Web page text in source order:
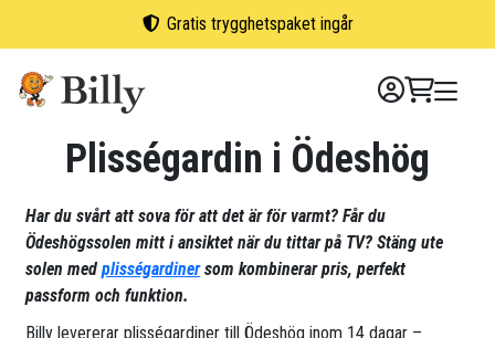
Gratis trygghetspaket ingår
Plisségardin i Ödeshög
Har du svårt att sova för att det är för varmt? Får du
Ödeshögssolen mitt i ansiktet när du tittar på TV? Stäng ute
solen medplisségardinersom kombinerar pris, perfekt
passform och funktion.
Billy levererar plisségardiner till Ödeshög inom 14 dagar –